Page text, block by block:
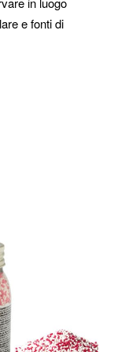
e fonti di